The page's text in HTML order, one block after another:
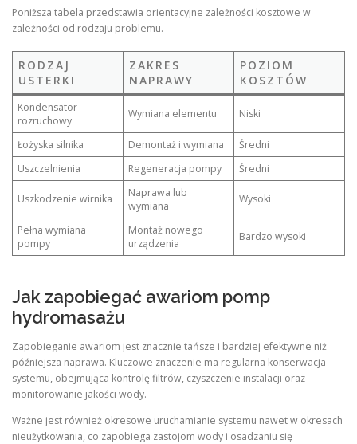
Poniższa tabela przedstawia orientacyjne zależności kosztowe w
zależności od rodzaju problemu.
RODZAJ
USTERKI
ZAKRES
NAPRAWY
POZIOM
KOSZTÓW
Kondensator
rozruchowy
Wymiana elementu Niski
Łożyska silnika Demontaż i wymiana
Średni
Uszczelnienia
Regeneracja pompy Średni
Uszkodzenie wirnika
Naprawa lub
wymiana
Wysoki
Pełna wymiana
pompy
Montaż nowego
urządzenia
Bardzo wysoki
Jak zapobiegać awariom pomp
hydromasażu
Zapobieganie awariom jest znacznie tańsze i bardziej efektywne niż
późniejsza naprawa. Kluczowe znaczenie ma regularna konserwacja
systemu, obejmująca kontrolę filtrów, czyszczenie instalacji oraz
monitorowanie jakości wody.
Ważne jest również okresowe uruchamianie systemu nawet w okresach
nieużytkowania, co zapobiega zastojom wody i osadzaniu się